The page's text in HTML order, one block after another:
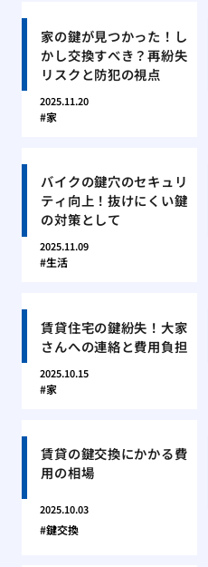
家の鍵が見つかった！し
かし交換すべき？再紛失
リスクと防犯の視点
2025.11.20
家
バイクの鍵穴のセキュリ
ティ向上！抜けにくい鍵
の対策として
2025.11.09
生活
賃貸住宅の鍵紛失！大家
さんへの連絡と費用負担
2025.10.15
家
賃貸の鍵交換にかかる費
用の相場
2025.10.03
鍵交換